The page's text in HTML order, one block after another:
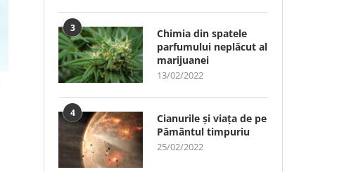
3
Chimia din spatele
parfumului neplăcut al
marijuanei
13/02/2022
4
Cianurile și viața de pe
Pământul timpuriu
25/02/2022